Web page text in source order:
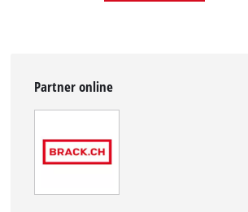
Partner online